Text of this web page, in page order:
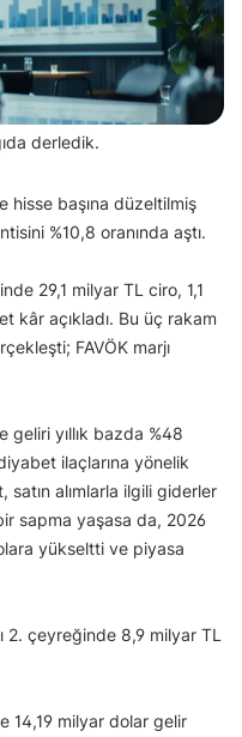
derledik.
hisse başına düzeltilmiş
%10,8 oranında aştı.
29,1 milyar TL ciro, 1,1
kâr açıkladı. Bu üç rakam
FAVÖK marjı
geliri yıllık bazda %48
ilaçlarına yönelik
alımlarla ilgili giderler
sapma yaşasa da, 2026
yükseltti ve piyasa
2. çeyreğinde 8,9 milyar TL
14,19 milyar dolar gelir